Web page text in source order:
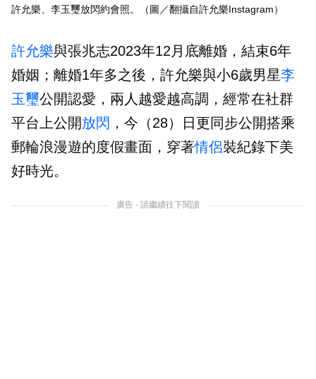
許允樂、李玉璽放閃約會照。（圖／翻攝自許允樂Instagram）
許允樂與張兆志2023年12月底離婚，結束6年
婚姻；離婚1年多之後，許允樂與小6歲男星李
玉璽公開認愛，兩人越愛越高調，經常在社群
平台上公開放閃 ，今（28）日更同步公開搭乘
郵輪浪漫遊的度假畫面，穿著情侶裝紀錄下美
好時光。
廣告 - 請繼續往下閱讀